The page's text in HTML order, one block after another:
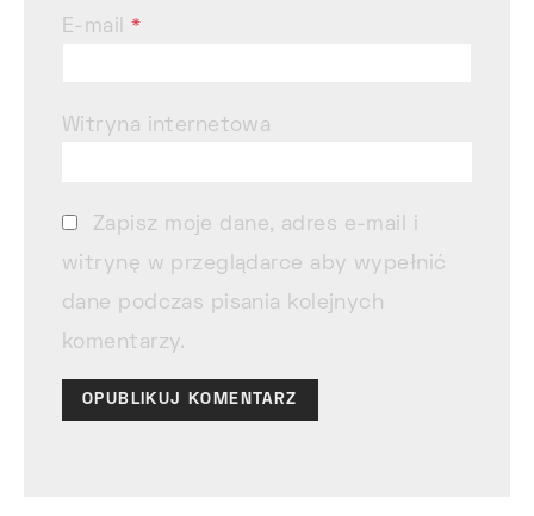
E-mail*
Witryna internetowa
Zapisz moje dane, adres e-mail i
witrynę w przeglądarce aby wypełnić
dane podczas pisania kolejnych
komentarzy.